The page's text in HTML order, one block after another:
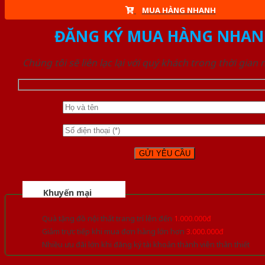
MUA HÀNG NHANH
ĐĂNG KÝ MUA HÀNG
Chúng tôi sẽ liên lạc lại với quý khách trong thời gian
Khuyến mại
Quà tặng đồ nội thất trang trí lên đến 1.000.000đ
Giảm trực tiếp khi mua đơn hàng lớn hơn 3.000.000đ
Nhiều ưu đãi lớn khi đăng ký tài khoản thành viên thân thiết